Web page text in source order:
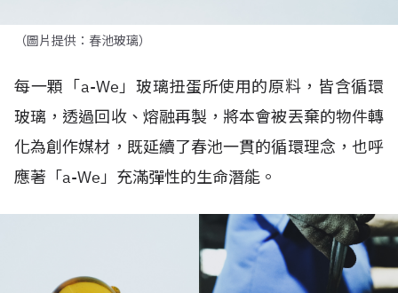
（圖片提供：春池玻璃）
每一顆「a-We」玻璃扭蛋所使用的原料，皆含循環
玻璃，透過回收、熔融再製，將本會被丟棄的物件轉
化為創作媒材，既延續了春池一貫的循環理念，也呼
應著「a-We」充滿彈性的生命潛能。